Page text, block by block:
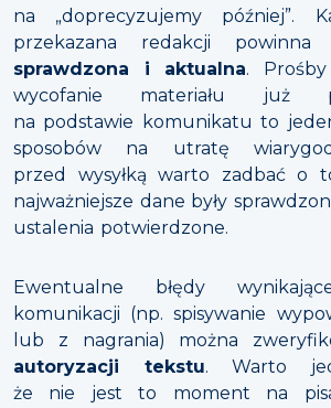
na „doprecyzujemy później”.
przekazana redakcji
sprawdzona i aktualna.
wycofanie materiału już
na podstawie komunikatu to
sposobów na utratę
przed wysyłką warto zadbać o
najważniejsze dane były
ustalenia potwierdzone.
Ewentualne błędy
komunikacji (np. spisywanie
lub z nagrania) można
autoryzacji tekstu. Warto
że nie jest to moment na